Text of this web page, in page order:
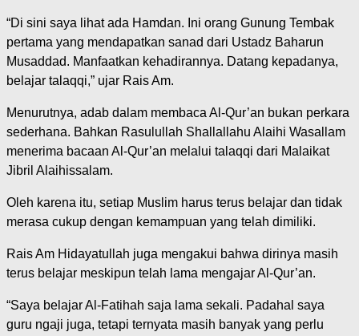
“Di sini saya lihat ada Hamdan. Ini orang Gunung Tembak
pertama yang mendapatkan sanad dari Ustadz Baharun
Musaddad. Manfaatkan kehadirannya. Datang kepadanya,
belajar talaqqi,” ujar Rais Am.
Menurutnya, adab dalam membaca Al-Qur’an bukan perkara
sederhana. Bahkan Rasulullah Shallallahu Alaihi Wasallam
menerima bacaan Al-Qur’an melalui talaqqi dari Malaikat
Jibril Alaihissalam.
Oleh karena itu, setiap Muslim harus terus belajar dan tidak
merasa cukup dengan kemampuan yang telah dimiliki.
Rais Am Hidayatullah juga mengakui bahwa dirinya masih
terus belajar meskipun telah lama mengajar Al-Qur’an.
“Saya belajar Al-Fatihah saja lama sekali. Padahal saya
guru ngaji juga, tetapi ternyata masih banyak yang perlu